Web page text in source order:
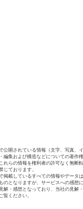
公開されている情報（文字、写真、
編集および構造などについての著作
れらの情報を権利者の許可なく無断
じております。
掲載しているすべての情報やデータ
のとなりますが、サービスへの感想
解・感想となっており、当社の見解
覧ください。